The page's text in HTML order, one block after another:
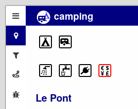
camping
Le Pont